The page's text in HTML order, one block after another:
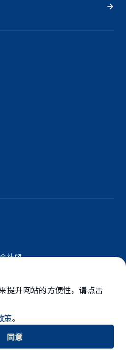
社
提升网站的方便性，请点击
策。
同意